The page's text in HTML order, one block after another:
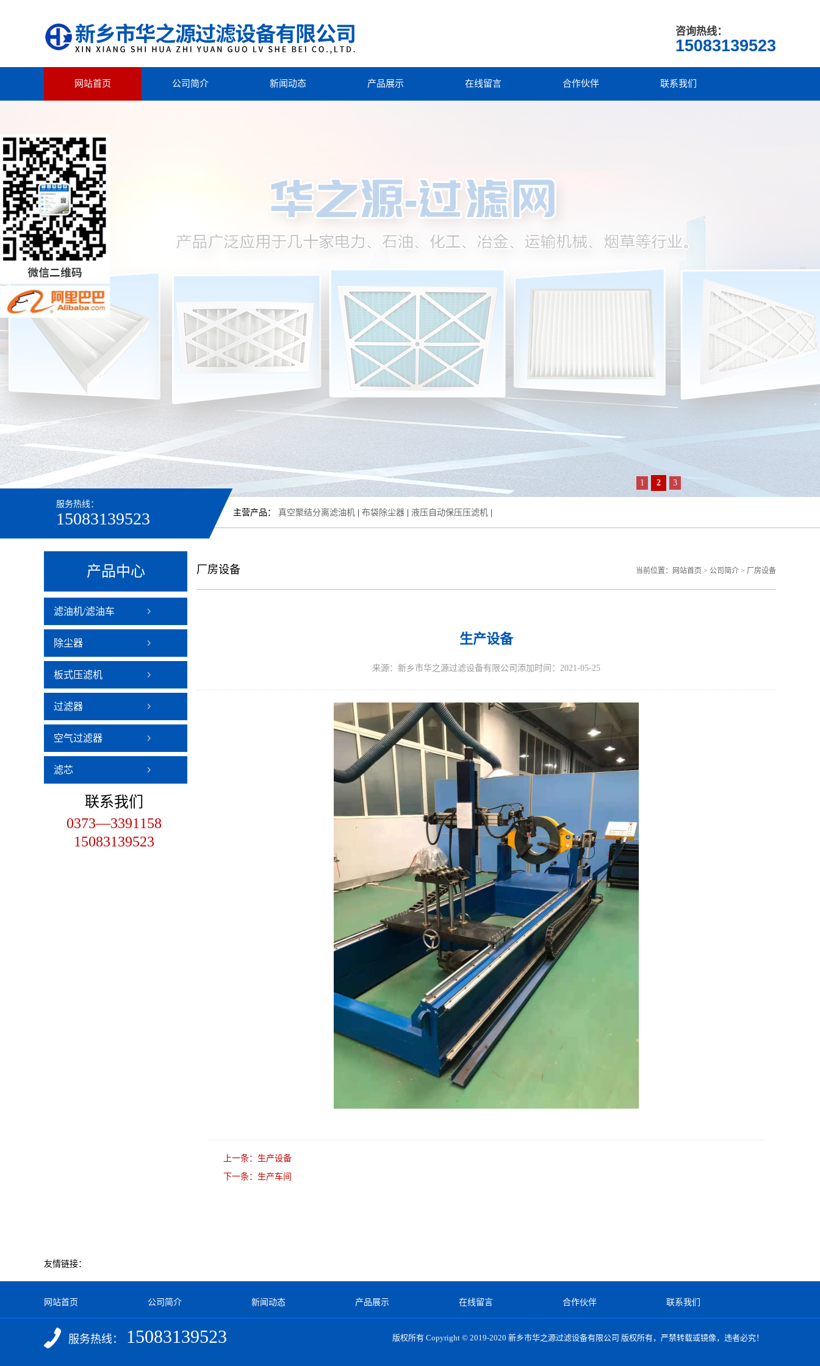
咨询热线：
15083139523
网站首页 公司简介 新闻动态 产品展示 在线留言 合作伙伴 联系我们
1 2 3
服务热线：
15083139523 主营产品： 真空聚结分离滤油机 布袋除尘器 液压自动保压压滤机
产品中心
滤油机/滤油车
除尘器
板式压滤机
过滤器
空气过滤器
滤芯
联系我们
0373—3391158
15083139523
厂房设备 当前位置： 网站首页 > 公司简介 > 厂房设备
生产设备
来源：新乡市华之源过滤设备有限公司添加时间：2021-05-25
上一条： 生产设备
下一条： 生产车间
友情链接：
网站首页 公司简介 新闻动态 产品展示 在线留言 合作伙伴 联系我们
服务热线： 15083139523 版权所有 Copyright © 2019-2020 新乡市华之源过滤设备有限公司 版权所有，严禁转载或镜像，违者必究！